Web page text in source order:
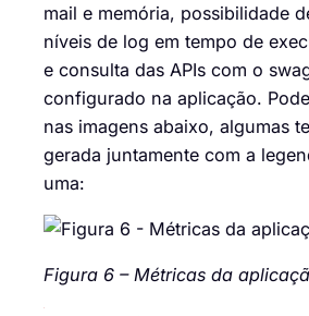
mail e memória, possibilidade
níveis de log em tempo de
e consulta das APIs com o
configurado na aplicação.
nas imagens abaixo, algumas
gerada juntamente com a
uma:
Figura 6 – Métricas da